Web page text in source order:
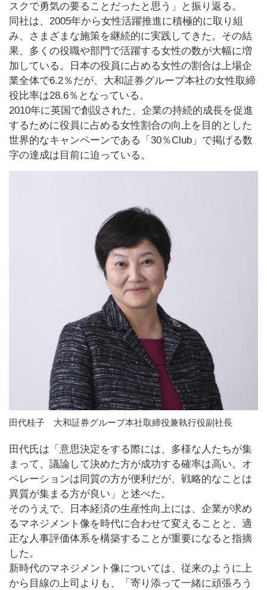
田代桂子 大和証券グループ本社取締役兼執行役副社長
スクで勇気の要ることだったと思う」と振り返る。
同社は、2005年から女性活躍推進に積極的に取り組
み、さまざまな施策を継続的に実践してきた。その結
果、多くの役職や部門で活躍する女性の数が大幅に増
加している。日本の役員に占める女性の割合は上場企
業全体で6.2％だが、大和証券グループ本社の女性取締
役比率は28.6％となっている。
2010年に英国で創設された、企業の持続的成長を促進
するために役員に占める女性割合の向上を目的とした
世界的なキャンペーンである「30％Club」で掲げる数
字の達成は目前に迫っている。
田代氏は「意思決定をする際には、多様な人たちが集
まって、議論して決めた方が成功する確率は高い。オ
ペレーションは同質の方が便利だが、戦略的なことは
異質が集まる方が良い」と述べた。
そのうえで、日本経済の生産性向上には、企業が求め
るマネジメント像を時代に合わせて変えることと、適
正な人事評価体系を構築することが重要になると指摘
した。
新時代のマネジメント像については、従来のように上
から目線の上司よりも、「寄り添って一緒に頑張ろう